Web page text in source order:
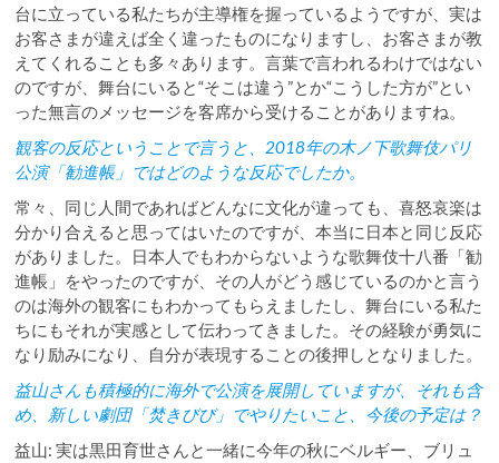
台に立っている私たちが主導権を握っているようですが、実は
お客さまが違えば全く違ったものになりますし、お客さまが教
えてくれることも多々あります。言葉で言われるわけではない
のですが、舞台にいると“そこは違う”とか“こうした方が”とい
った無言のメッセージを客席から受けることがありますね。
観客の反応ということで言うと、2018年の木ノ下歌舞伎パリ
公演「勧進帳」ではどのような反応でしたか。
常々、同じ人間であればどんなに文化が違っても、喜怒哀楽は
分かり合えると思ってはいたのですが、本当に日本と同じ反応
がありました。日本人でもわからないような歌舞伎十八番「勧
進帳」をやったのですが、その人がどう感じているのかと言う
のは海外の観客にもわかってもらえましたし、舞台にいる私た
ちにもそれが実感として伝わってきました。その経験が勇気に
なり励みになり、自分が表現することの後押しとなりました。
益山さんも積極的に海外で公演を展開していますが、それも含
め、新しい劇団「焚きびび」でやりたいこと、今後の予定は？
益山: 実は黒田育世さんと一緒に今年の秋にベルギー、ブリュ